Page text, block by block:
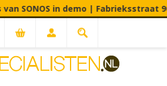
in demo | Fabrieksstraat 90C -